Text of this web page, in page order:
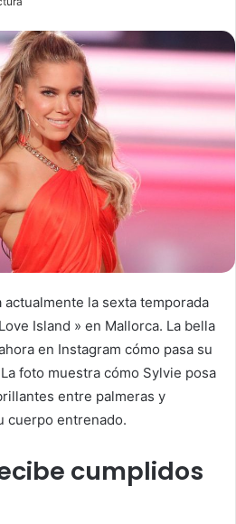
la sexta temporada
Island » en Mallorca. La bella
en Instagram cómo pasa su
foto muestra cómo Sylvie posa
entre palmeras y
cuerpo entrenado.
cumplidos